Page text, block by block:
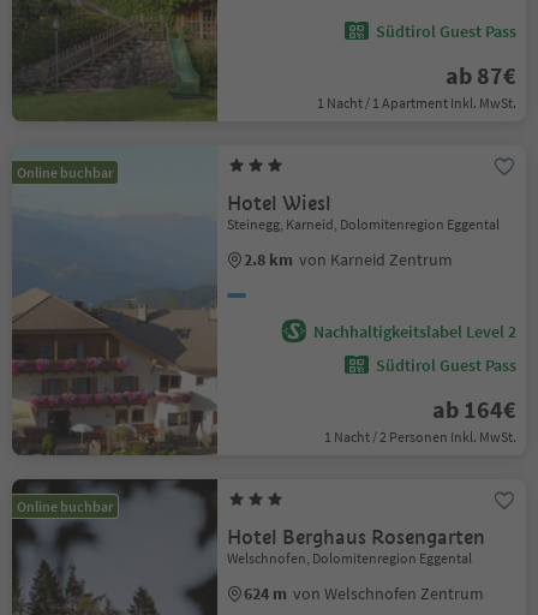
Südtirol Guest Pass
ab 87€
1 Nacht / 1 Apartment Inkl. MwSt.
Online buchbar
Hotel Wiesl
Steinegg, Karneid, Dolomitenregion Eggental
2.8 km von Karneid Zentrum
Nachhaltigkeitslabel Level 2
Südtirol Guest Pass
ab 164€
1 Nacht / 2 Personen Inkl. MwSt.
Online buchbar
Hotel Berghaus Rosengarten
Welschnofen, Dolomitenregion Eggental
624 m von Welschnofen Zentrum